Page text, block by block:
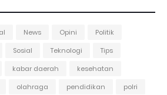
News Opini
Politik
Sosial Teknologi
Tips
kabar daerah
kesehatan
olahraga pendidikan
polri